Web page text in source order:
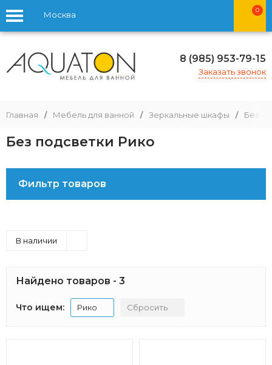
Москва 0
8 (985) 953-79-15
Заказать звонок
Главная / Мебель для ванной / Зеркальные шкафы / Без
Без подсветки Рико
Фильтр товаров
В наличии
Найдено товаров - 3
Что ищем: Рико Сбросить